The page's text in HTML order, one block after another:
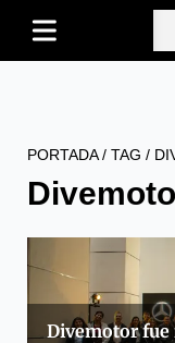
PORTADA/ TAG /
Divemotor fue